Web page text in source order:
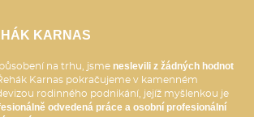
KARNAS
na trhu, jsme neslevili z žádných hodnot
Karnas pokračujeme v kamenném
rodinného podnikání, jejíž myšlenkou je
odvedená práce a osobní profesionální